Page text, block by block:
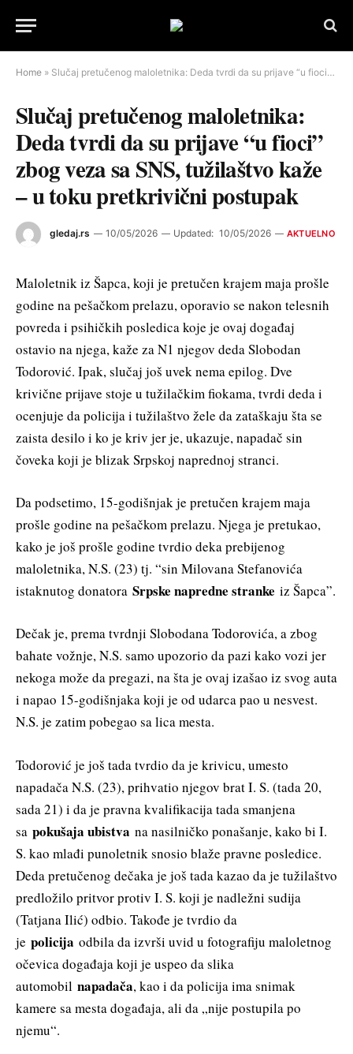
Home » Slučaj pretučenog maloletnika: Deda tvrdi da su prijave “u fioci” zbog veza sa SNS, tužilaštvo kaže – u toku pretkrivični postupak
Slučaj pretučenog maloletnika:
Deda tvrdi da su prijave “u fioci”
zbog veza sa SNS, tužilaštvo kaže
– u toku pretkrivični postupak
gledaj.rs 10/05/2026 Updated: 10/05/2026 AKTUELNO
Maloletnik iz Šapca, koji je pretučen krajem maja prošle
godine na pešačkom prelazu, oporavio se nakon telesnih
povreda i psihičkih posledica koje je ovaj događaj
ostavio na njega, kaže za N1 njegov deda Slobodan
Todorović. Ipak, slučaj još uvek nema epilog. Dve
krivične prijave stoje u tužilačkim fiokama, tvrdi deda i
ocenjuje da policija i tužilaštvo žele da zataškaju šta se
zaista desilo i ko je kriv jer je, ukazuje, napadač sin
čoveka koji je blizak Srpskoj naprednoj stranci.
Da podsetimo, 15-godišnjak je pretučen krajem maja
prošle godine na pešačkom prelazu. Njega je pretukao,
kako je još prošle godine tvrdio deka prebijenog
maloletnika, N.S. (23) tj. “sin Milovana Stefanovića
istaknutog donatora Srpske napredne stranke iz Šapca”.
Dečak je, prema tvrdnji Slobodana Todorovića, a zbog
bahate vožnje, N.S. samo upozorio da pazi kako vozi jer
nekoga može da pregazi, na šta je ovaj izašao iz svog auta
i napao 15-godišnjaka koji je od udarca pao u nesvest.
N.S. je zatim pobegao sa lica mesta.
Todorović je još tada tvrdio da je krivicu, umesto
napadača N.S. (23), prihvatio njegov brat I. S. (tada 20,
sada 21) i da je pravna kvalifikacija tada smanjena
sa pokušaja ubistva na nasilničko ponašanje, kako bi I.
S. kao mlađi punoletnik snosio blaže pravne posledice.
Deda pretučenog dečaka je još tada kazao da je tužilaštvo
predložilo pritvor protiv I. S. koji je nadležni sudija
(Tatjana Ilić) odbio. Takođe je tvrdio da
je policija odbila da izvrši uvid u fotografiju maloletnog
očevica događaja koji je uspeo da slika
automobil napadača, kao i da policija ima snimak
kamere sa mesta događaja, ali da „nije postupila po
njemu“.